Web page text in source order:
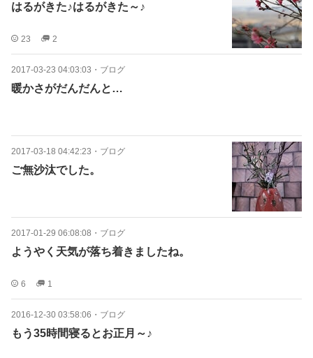
はるがきた♪はるがきた～♪
23 2
2017-03-23 04:03:03 ・ ブログ
暖かさがだんだんと…
2017-03-18 04:42:23 ・ ブログ
ご無沙汰でした。
2017-01-29 06:08:08 ・ ブログ
ようやく天気が落ち着きましたね。
6 1
2016-12-30 03:58:06 ・ ブログ
もう35時間寝るとお正月～♪